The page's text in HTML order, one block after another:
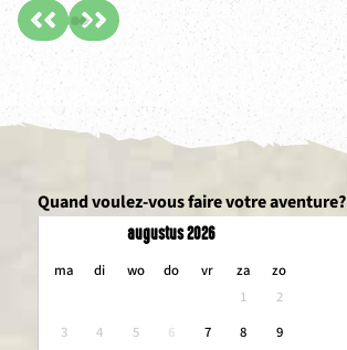
Quand voulez-vous faire votre aventure?
augustus 2026
maandag
ma dinsdag
di woensdag
wo donderdag
do vrijdag
vr zaterdag
za zondag
zo
1
2
3
4 5 6 7 8
9